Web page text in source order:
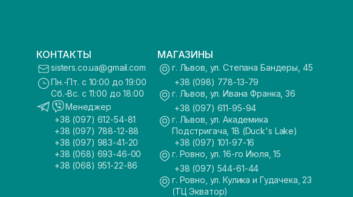
КОНТАКТЫ
sisters.co.ua@gmail.com
Пн.-Пт. с 10:00 до 19:00
Сб.-Вс. с 11:00 до 18:00
Менеджер
+38 (097) 612-54-81
+38 (097) 788-12-88
+38 (097) 983-41-20
+38 (068) 693-46-00
+38 (068) 951-22-86
МАГАЗИНЫ
г. Львов, ул. Степана Бандеры, 45
+38 (098) 778-13-79
г. Львов, ул. Ивана Франка, 36
+38 (097) 611-95-94
г. Львов, ул. Академика
Подстригача, 1В (Duck's Lake)
+38 (097) 101-97-16
г. Ровно, ул. 16-го Июля, 15
+38 (097) 544-61-44
г. Ровно, ул. Кулика и Гудачека, 23
(ТЦ Экватор)